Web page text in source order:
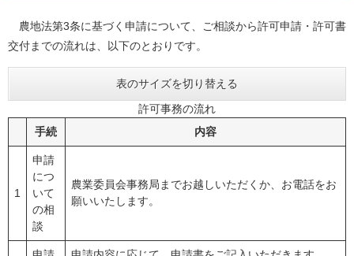
農地法第3条に基づく申請について、ご相談から許可申請・許可書
交付までの流れは、以下のとおりです。
表のサイズを切り替える
許可事務の流れ
手続
内容
1
申請
につ
いて
の相
談
農業委員会事務局までお越しいただくか、お電話をお
願いいたします。